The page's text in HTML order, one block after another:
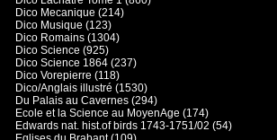
Dico Mecanique (214)
Dico Musique (123)
Dico Romains (1304)
Dico Science (925)
Dico Science 1864 (237)
Dico Vorepierre (118)
Dico/Anglais illustré (1530)
Du Palais au Cavernes (294)
Ecole et la Science au MoyenAge (174)
Edwards nat. hist.of birds 1743-1751/02 (54)